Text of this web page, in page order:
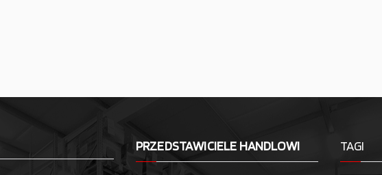
PRZEDSTAWICIELE HANDLOWI TAGI